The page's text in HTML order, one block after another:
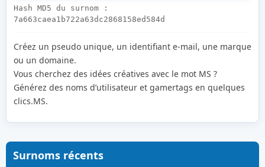
Hash MD5 du surnom :
7a663caea1b722a63dc2868158ed584d
Créez un pseudo unique, un identifiant e-mail, une marque
ou un domaine.
Vous cherchez des idées créatives avec le mot MS ?
Générez des noms d’utilisateur et gamertags en quelques
clics.MS.
Surnoms récents